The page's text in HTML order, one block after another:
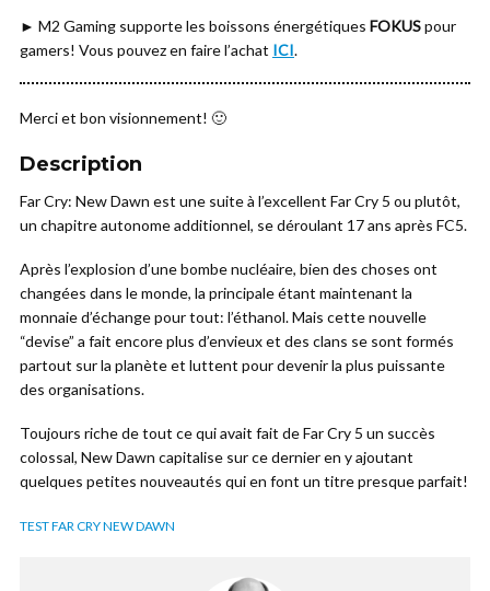
► M2 Gaming supporte les boissons énergétiques FOKUSpour
gamers! Vous pouvez en faire l’achat ICI.
Merci et bon visionnement! 🙂
Description
Far Cry: New Dawn est une suite à l’excellent Far Cry 5 ou plutôt,
un chapitre autonome additionnel, se déroulant 17 ans après FC5.
Après l’explosion d’une bombe nucléaire, bien des choses ont
changées dans le monde, la principale étant maintenant la
monnaie d’échange pour tout: l’éthanol. Mais cette nouvelle
“devise” a fait encore plus d’envieux et des clans se sont formés
partout sur la planète et luttent pour devenir la plus puissante
des organisations.
Toujours riche de tout ce qui avait fait de Far Cry 5 un succès
colossal, New Dawn capitalise sur ce dernier en y ajoutant
quelques petites nouveautés qui en font un titre presque parfait!
TEST FAR CRY NEW DAWN